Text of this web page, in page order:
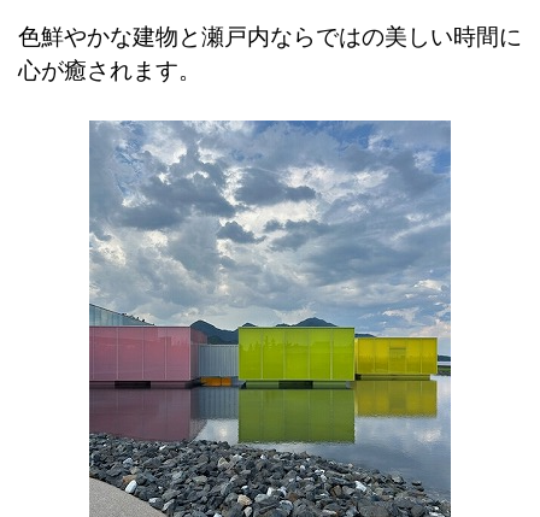
色鮮やかな建物と瀬戸内ならではの美しい時間に
心が癒されます。